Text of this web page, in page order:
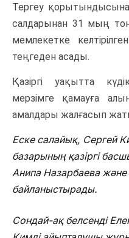
Тергеу
салдарынан 31 мың
мемлекетке
теңгеден асады.
Қазіргі уақытта
мерзімге қамауға
амалдары жалғасып
Еске салайық, Сергей
базарының қазіргі
Анипа Назарбаева
байланыстырады.
Сондай-ақ белсенді